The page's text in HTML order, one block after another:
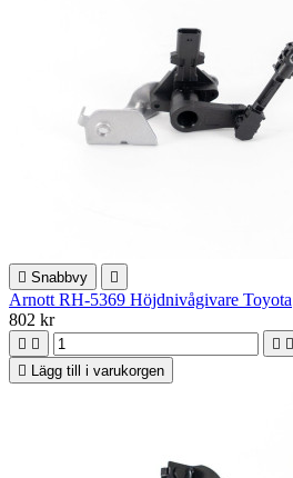
 Snabbvy 
Arnott RH-5369 Höjdnivågivare Toyota
802 kr
   

Lägg till i varukorgen